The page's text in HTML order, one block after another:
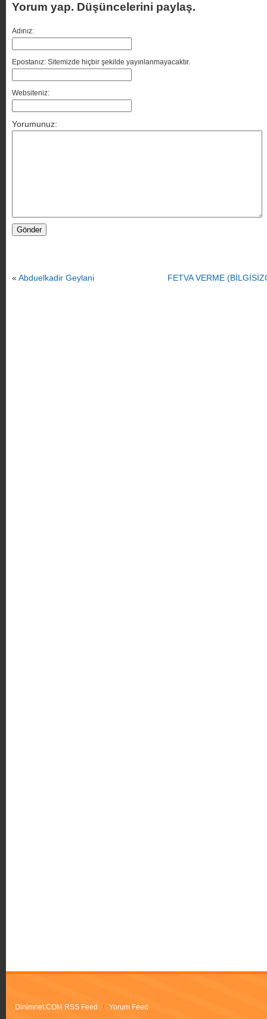
Yorum yap. Düşüncelerini paylaş.
Adınız:
Epostanız: Sitemizde hiçbir şekilde yayınlanmayacaktır.
Websiteniz:
Yorumunuz:
« Abduelkadir Geylani FETVA VERME
Dinimnet.COM RSS Feed / Yorum Feed